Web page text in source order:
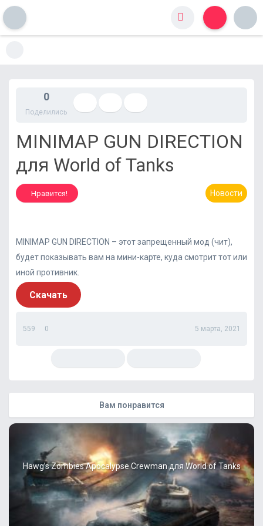
0
Поделились
MINIMAP GUN DIRECTION
для World of Tanks
Нравится! Новости
MINIMAP GUN DIRECTION – этот запрещенный мод (чит),
будет показывать вам на мини-карте, куда смотрит тот или
иной противник.
Скачать
559 0 5 марта, 2021
Вам понравится
Hawg’s Zombies Apocalypse Crewman для World of Tanks